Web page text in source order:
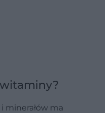
minerałów ma